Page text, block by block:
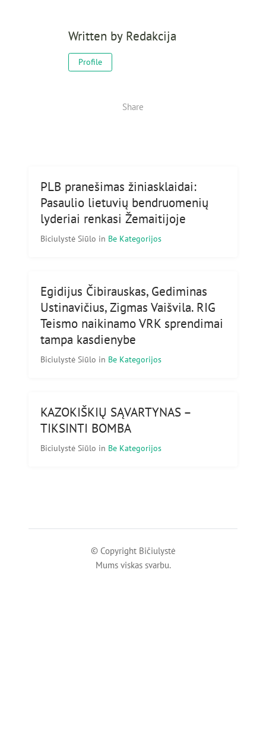
Written by Redakcija
Profile
Share
PLB pranešimas žiniasklaidai:
Pasaulio lietuvių bendruomenių
lyderiai renkasi Žemaitijoje
Biciulystė Siūlo in Be Kategorijos
Egidijus Čibirauskas, Gediminas
Ustinavičius, Zigmas Vaišvila. RIG
Teismo naikinamo VRK sprendimai
tampa kasdienybe
Biciulystė Siūlo in Be Kategorijos
KAZOKIŠKIŲ SĄVARTYNAS –
TIKSINTI BOMBA
Biciulystė Siūlo in Be Kategorijos
© Copyright Bičiulystė
Mums viskas svarbu.